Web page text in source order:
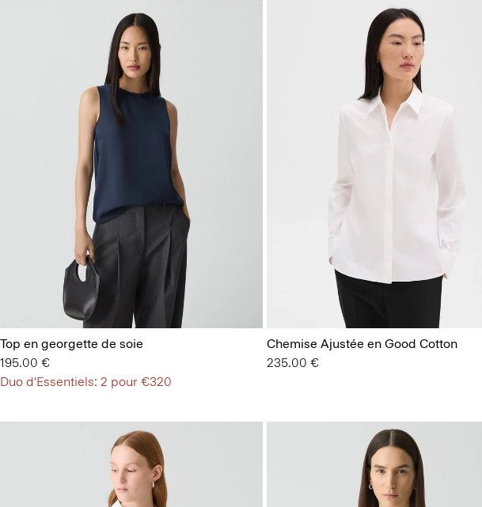
Top en georgette de soie
195.00 €
Duo d'Essentiels: 2 pour €320
Chemise Ajustée en Good Cotton
235.00 €